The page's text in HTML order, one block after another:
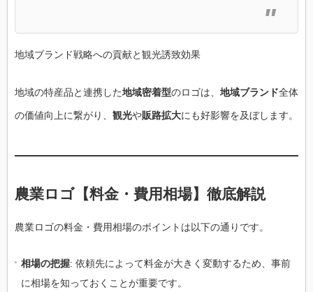
地域ブランド戦略への貢献と観光誘致効果
地域の特産品と連携した地域密着型のロゴは、 地域ブランド全体
の価値向上に繋がり、 観光や販路拡大にも好影響を及ぼします。
農業ロゴ【料金・費用相場】徹底解説
農業ロゴの料金・費用相場のポイントは以下の通りです。
相場の把握: 依頼先によって料金が大きく変動するため、事前
に相場を知っておくことが重要です。